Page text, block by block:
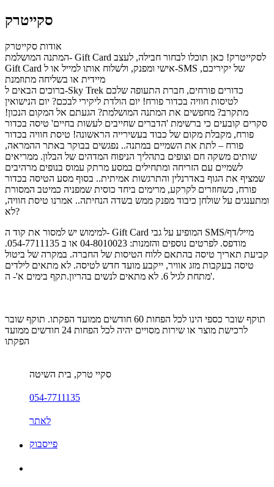
סקייטרק
אודות סקייטרק
המתנה המושלמת- Gift Card לסקייטרק! כאן תוכלו לבחור חבילה, לעצב
Gift Card אישי ומפנק, ולשלוח אותו למייל או ל-SMS של יקיריכם,
מיידית או בשליחה מתוזמנת
ברוכים הבאים ל-Sky Trek כדורים פורחים, חברת התעופה שלכם
לטיסות חוויה בכדור פורח! יום הולדת ליקירי לבכם? יום הנישואין
מתקרב? מחפשים את המתנה המושלמת? הגעתם אל המקום הנכון!
סקרים קובעים כי ברשימת 'הדברים שחייבים לעשות בחיים' טיסה בכדור
פורח, מקבלת מקום של כבוד בעשירייה הראשונה! טיסת חוויה בכדור
פורח – לתת את השמיים במתנה.. נפגשים בבוקר באתר ההמראה,
שותים משקה חם וצופים בתהליך הניפוח המדהים של הבלון. ממריאים
לשמיים עם הזריחה ומתחילים במסע מרתק עמוס בנופים מרהיבים
שמציף את הגוף באדרנלין והתרגשות אמיתית.. בסוף מסע הטיסה בכדור
פורח, כשחוזרים לקרקע, מרימים ביחד כוסית שמפניה כמיטב המסורת
ומתענגים על שולחן כיבוד מפנק ממש בשדה הנחיתה.. אמרנו טיסת חוויה,
לא?
למימוש יש למסור את קוד ה- Gift Card המופיע על גבי SMS/מייל/דף
מודפס. לפרטים נוספים והזמנות: 04-8010023 או ב 054-7711135.
קביעת תאריך טיסה בהתאם ללוח הטיסות של החברה. במקרה של ביטול
טיסה בעקבות מזג אוויר, ייקבע מועד חדש לטיסה. לא מתאים לילדים
מתחת לגיל 6. לא מתאים לנשים בהריון.תקף בימים א'- ה'.
תוקף שובר כספי הינו לכל הפחות 60 חודשים ממועד הפקתו. תוקף שובר
לרכישת מוצר או שירות מסויים יהיה לכל הפחות 24 חודשים ממועד
הפקתו
סקיי טרק, בית השיטה
054-7711135
לאתר
פייסבוק